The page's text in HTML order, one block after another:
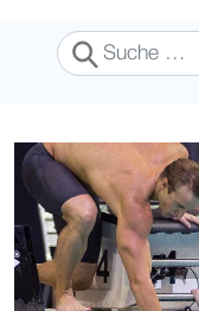
Suchen